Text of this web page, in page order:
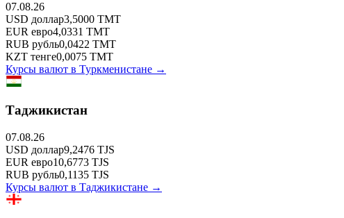
07.08.26
USD доллар3,5000 TMT
EUR евро4,0331 TMT
RUB рубль0,0422 TMT
KZT тенге0,0075 TMT
Курсы валют в Туркменистане →
Таджикистан
07.08.26
USD доллар9,2476 TJS
EUR евро10,6773 TJS
RUB рубль0,1135 TJS
Курсы валют в Таджикистане →